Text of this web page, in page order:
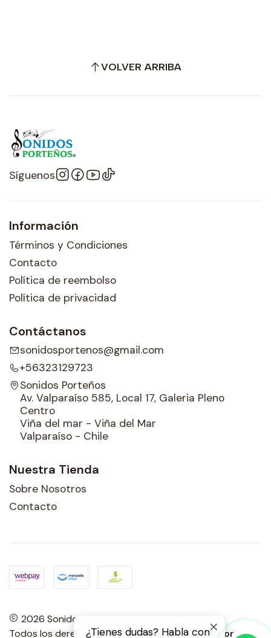
VOLVER ARRIBA
Síguenos
Información
Términos y Condiciones
Contacto
Política de reembolso
Política de privacidad
Contáctanos
sonidosportenos@gmail.com
+56323129723
Sonidos Porteños
Av. Valparaíso 585, Local 17, Galeria Pleno
Centro
Viña del mar - Viña del Mar
Valparaíso - Chile
Nuestra Tienda
Sobre Nosotros
Contacto
2026 Sonidos Porteños.
Todos los derechos reservados.Desarrollado por
¿Tienes dudas? Habla con